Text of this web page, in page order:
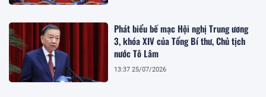
Phát biểu bế mạc Hội nghị Trung ương
3, khóa XIV của Tổng Bí thư, Chủ tịch
nước Tô Lâm
13:37 25/07/2026